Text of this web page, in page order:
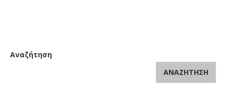
Αναζήτηση
ΑΝΑΖΉΤΗΣΗ